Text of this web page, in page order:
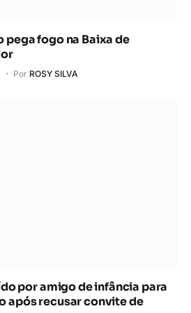
pega fogo na Baixa de
Por ROSY SILVA
por amigo de infância para
após recusar convite de